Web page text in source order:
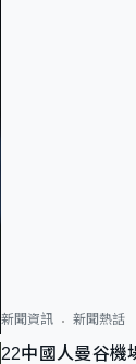
新聞資訊 新聞熱話
22中國人曼谷